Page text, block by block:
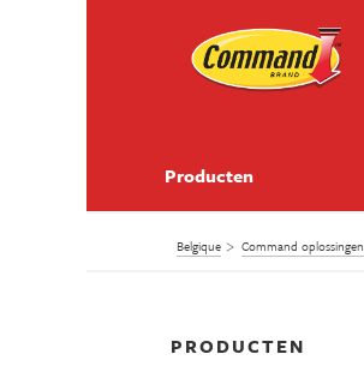
Producten
Belgique Command oplossingen
PRODUCTEN